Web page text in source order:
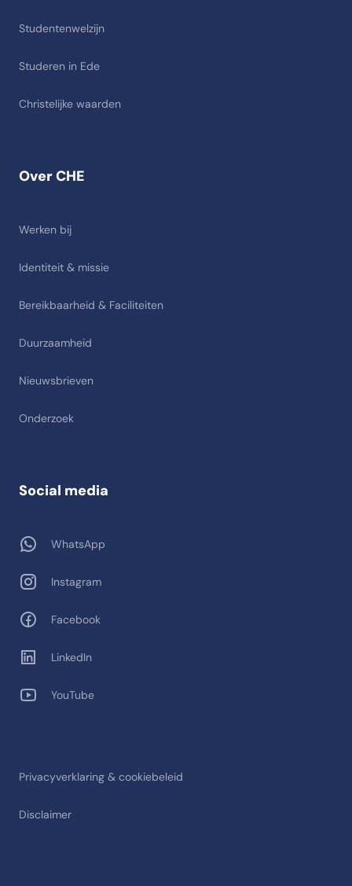
Over CHE
Werken bij
Identiteit & missie
Bereikbaarheid & Faciliteiten
Duurzaamheid
Nieuwsbrieven
Onderzoek
Studentenwelzijn
Studeren in Ede
Christelijke waarden
Privacyverklaring & cookiebeleid
Disclaimer
Social media
WhatsApp
Instagram
Facebook
LinkedIn
YouTube